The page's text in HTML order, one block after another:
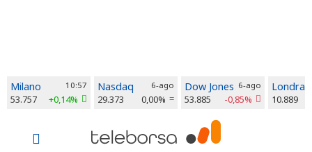
Milano 10:57
53.757 +0,14%
Nasdaq 6-ago
29.373 0,00%
Dow Jones 6-ago
53.885 -0,85%
Londra
10.889